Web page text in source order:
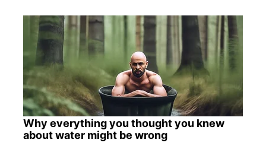
Why everything you thought you knew
about water might be wrong